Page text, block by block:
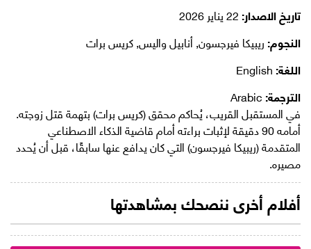
تاريخ الاصدار:
النجوم:ريبيكا فيرجسون, أنابيل واليس, كريس برات
اللغة:
الترجمة:
في المستقبل القريب، يُحاكم محقق (كريس برات) بتهمة قتل زوجته.
أمامه 90 دقيقة لإثبات براءته أمام قاضية الذكاء الاصطناعي
المتقدمة (ريبيكا فيرجسون) التي كان يدافع عنها سابقًا، قبل أن يُحدد
مصيره.
أفلام أخرى ننصحك بمشاهدتها